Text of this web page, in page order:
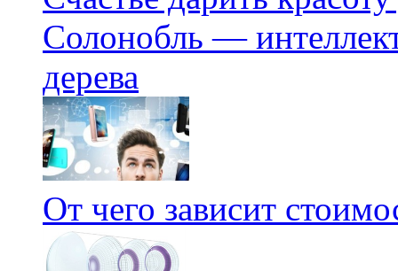
Солонобль —
дерева
От чего зависит